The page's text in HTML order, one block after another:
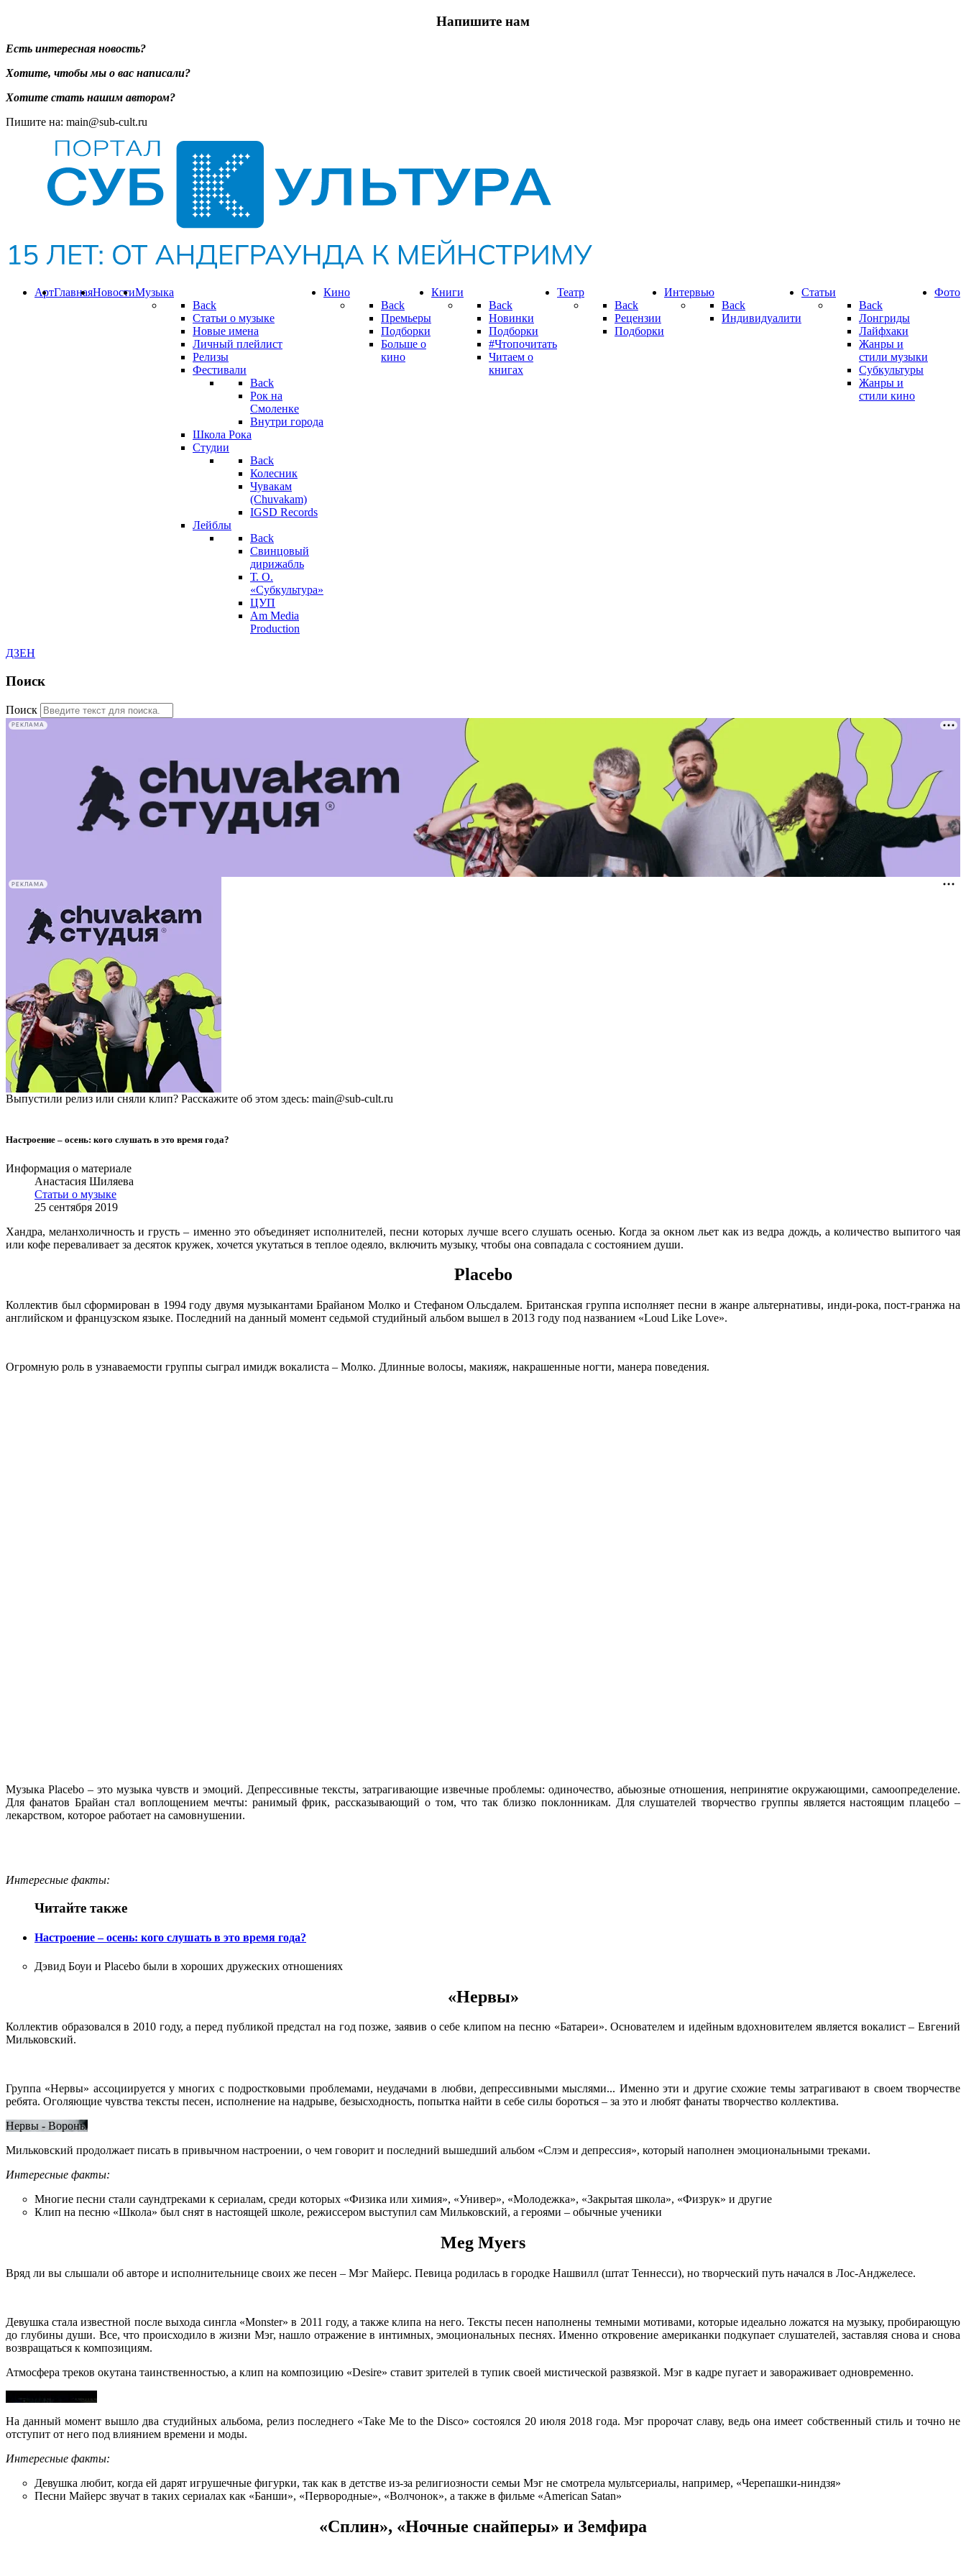
Напишите нам
Есть интересная новость?
Хотите, чтобы мы о вас написали?
Хотите стать нашим автором?
Пишите на: main@sub-cult.ru
Музыка
Back
Статьи о музыке
Новые имена
Личный плейлист
Релизы
Фестивали
Back
Рок на
Смоленке
Внутри города
Школа Рока
Студии
Back
Колесник
Чувакам
(Chuvakam)
IGSD Records
Лейблы
Back
Свинцовый
дирижабль
Т. О.
«Субкультура»
ЦУП
Am Media
Production
Кино
Back
Премьеры
Подборки
Больше о
кино
Книги
Back
Новинки
Подборки
#Чтопочитать
Читаем о
книгах
Театр
Back
Рецензии
Подборки
Фото
Интервью
Back
Индивидуалити
Статьи
Back
Лонгриды
Лайфхаки
Жанры и
стили музыки
Субкультуры
Жанры и
стили кино
Новости
Главная
Арт
ДЗЕН
Поиск
Поиск
РЕКЛАМА
РЕКЛАМА
Выпустили релиз или сняли клип? Расскажите об этом здесь: main@sub-cult.ru
Настроение – осень: кого слушать в это время года?
Информация о материале
Анастасия Шиляева
Статьи о музыке
25 сентября 2019
Хандра, меланхоличность и грусть – именно это объединяет исполнителей, песни которых лучше всего слушать осенью. Когда за окном льет как из ведра дождь, а количество выпитого чая
или кофе переваливает за десяток кружек, хочется укутаться в теплое одеяло, включить музыку, чтобы она совпадала с состоянием души.
Placebo
Коллектив был сформирован в 1994 году двумя музыкантами Брайаном Молко и Стефаном Ольсдалем. Британская группа исполняет песни в жанре альтернативы, инди-рока, пост-гранжа на
английском и французском языке. Последний на данный момент седьмой студийный альбом вышел в 2013 году под названием «Loud Like Love».
Огромную роль в узнаваемости группы сыграл имидж вокалиста – Молко. Длинные волосы, макияж, накрашенные ногти, манера поведения.
Музыка Placebo – это музыка чувств и эмоций. Депрессивные тексты, затрагивающие извечные проблемы: одиночество, абьюзные отношения, непринятие окружающими, самоопределение.
Для фанатов Брайан стал воплощением мечты: ранимый фрик, рассказывающий о том, что так близко поклонникам. Для слушателей творчество группы является настоящим плацебо –
лекарством, которое работает на самовнушении.
Интересные факты:
Читайте также
Настроение – осень: кого слушать в это время года?
Дэвид Боуи и Placebo были в хороших дружеских отношениях
«Нервы»
Коллектив образовался в 2010 году, а перед публикой предстал на год позже, заявив о себе клипом на песню «Батареи». Основателем и идейным вдохновителем является вокалист – Евгений
Мильковский.
Группа «Нервы» ассоциируется у многих с подростковыми проблемами, неудачами в любви, депрессивными мыслями... Именно эти и другие схожие темы затрагивают в своем творчестве
ребята. Оголяющие чувства тексты песен, исполнение на надрыве, безысходность, попытка найти в себе силы бороться – за это и любят фанаты творчество коллектива.
Нервы - Вороны
Мильковский продолжает писать в привычном настроении, о чем говорит и последний вышедший альбом «Слэм и депрессия», который наполнен эмоциональными треками.
Интересные факты:
Многие песни стали саундтреками к сериалам, среди которых «Физика или химия», «Универ», «Молодежка», «Закрытая школа», «Физрук» и другие
Клип на песню «Школа» был снят в настоящей школе, режиссером выступил сам Мильковский, а героями – обычные ученики
Meg Myers
Вряд ли вы слышали об авторе и исполнительнице своих же песен – Мэг Майерс. Певица родилась в городке Нашвилл (штат Теннесси), но творческий путь начался в Лос-Анджелесе.
Девушка стала известной после выхода сингла «Monster» в 2011 году, а также клипа на него. Тексты песен наполнены темными мотивами, которые идеально ложатся на музыку, пробирающую
до глубины души. Все, что происходило в жизни Мэг, нашло отражение в интимных, эмоциональных песнях. Именно откровение американки подкупает слушателей, заставляя снова и снова
возвращаться к композициям.
Атмосфера треков окутана таинственностью, а клип на композицию «Desire» ставит зрителей в тупик своей мистической развязкой. Мэг в кадре пугает и завораживает одновременно.
Meg Myers - Desire
На данный момент вышло два студийных альбома, релиз последнего «Take Me to the Disco» состоялся 20 июля 2018 года. Мэг пророчат славу, ведь она имеет собственный стиль и точно не
отступит от него под влиянием времени и моды.
Интересные факты:
Девушка любит, когда ей дарят игрушечные фигурки, так как в детстве из-за религиозности семьи Мэг не смотрела мультсериалы, например, «Черепашки-ниндзя»
Песни Майерс звучат в таких сериалах как «Банши», «Первородные», «Волчонок», а также в фильме «American Satan»
«Сплин», «Ночные снайперы» и Земфира